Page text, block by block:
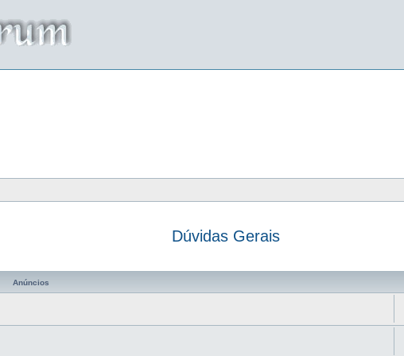
Dúvidas Gerais
Anúncios